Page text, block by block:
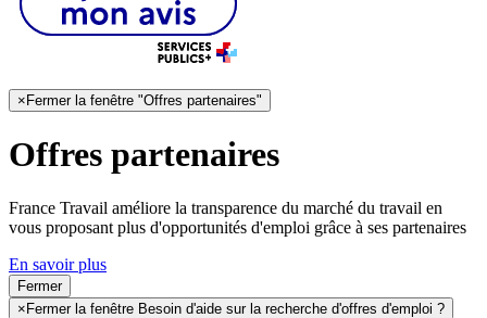
× Fermer la fenêtre "Offres partenaires"
Offres partenaires
France Travail améliore la transparence du marché du travail en
vous proposant plus d'opportunités d'emploi grâce à ses partenaires
En savoir plus
Fermer
×Fermer la fenêtre Besoin d'aide sur la recherche d'offres d'emploi ?